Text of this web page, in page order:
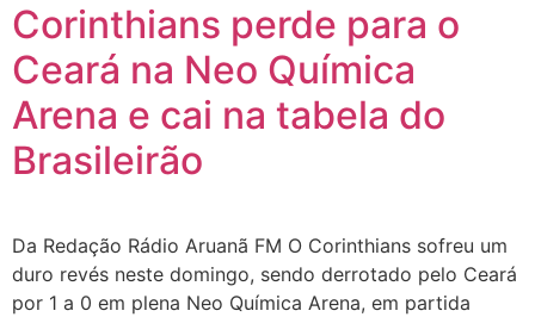
Corinthians perde para o
Ceará na Neo Química
Arena e cai na tabela do
Brasileirão
Da Redação Rádio Aruanã FM O Corinthians sofreu um
duro revés neste domingo, sendo derrotado pelo Ceará
por 1 a 0 em plena Neo Química Arena, em partida